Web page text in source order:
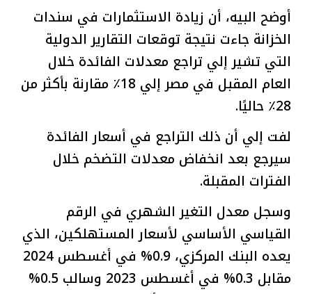
أوضح البيه، أن زيادة الاستثمارات في سندات
الخزانة جاءت نتيجة توقعات التقارير الدولية
التي تشير إلي تراجع معدلات الفائدة خلال
العام المقبل في مصر إلي 18٪ مقارنة بأكثر من
28٪ حاليًا.
لفت إلي أن ذلك التراجع في أسعار الفائدة
سيرجع بعد انخفاض معدلات التضخم خلال
الفترات المقبلة.
وسجل معدل التغير الشهري في الرقم
القياسي الأساسي لأسعار المستهلكين، الذي
يعده البنك المركزي، 0.9% في أغسطس 2024
مقابل 0.3% في أغسطس 2023 وسالب 0.5%